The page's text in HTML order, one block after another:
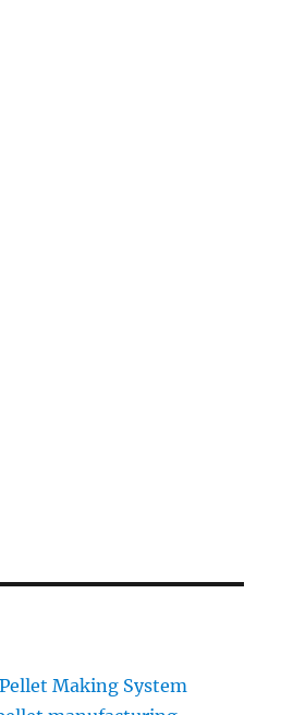
Making System